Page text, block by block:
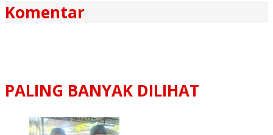
Komentar
PALING BANYAK DILIHAT